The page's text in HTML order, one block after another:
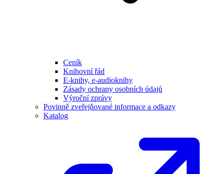
Ceník
Knihovní řád
E-knihy, e-audioknihy
Zásady ochrany osobních údajů
Výroční zprávy
Povinně zveřejňované informace a odkazy
Katalog